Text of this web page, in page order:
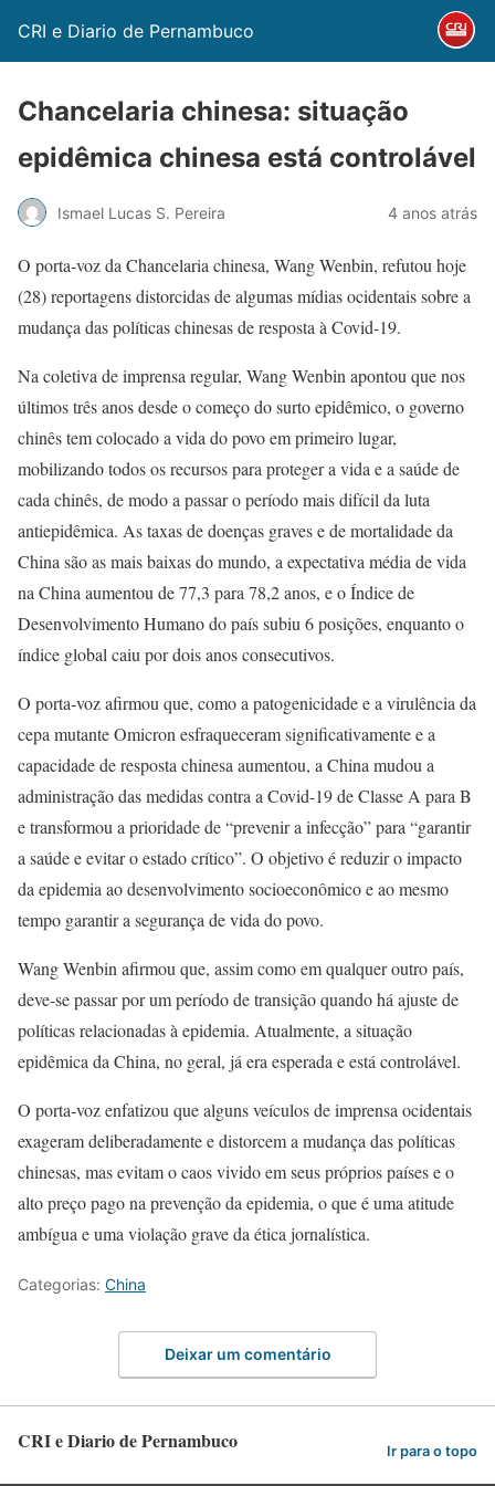
CRI e Diario de Pernambuco
Chancelaria chinesa: situação
epidêmica chinesa está controlável
Ismael Lucas S. Pereira 4 anos atrás
O porta-voz da Chancelaria chinesa, Wang Wenbin, refutou hoje
(28) reportagens distorcidas de algumas mídias ocidentais sobre a
mudança das políticas chinesas de resposta à Covid-19.
Na coletiva de imprensa regular, Wang Wenbin apontou que nos
últimos três anos desde o começo do surto epidêmico, o governo
chinês tem colocado a vida do povo em primeiro lugar,
mobilizando todos os recursos para proteger a vida e a saúde de
cada chinês, de modo a passar o período mais difícil da luta
antiepidêmica. As taxas de doenças graves e de mortalidade da
China são as mais baixas do mundo, a expectativa média de vida
na China aumentou de 77,3 para 78,2 anos, e o Índice de
Desenvolvimento Humano do país subiu 6 posições, enquanto o
índice global caiu por dois anos consecutivos.
O porta-voz afirmou que, como a patogenicidade e a virulência da
cepa mutante Omicron esfraqueceram significativamente e a
capacidade de resposta chinesa aumentou, a China mudou a
administração das medidas contra a Covid-19 de Classe A para B
e transformou a prioridade de “prevenir a infecção” para “garantir
a saúde e evitar o estado crítico”. O objetivo é reduzir o impacto
da epidemia ao desenvolvimento socioeconômico e ao mesmo
tempo garantir a segurança de vida do povo.
Wang Wenbin afirmou que, assim como em qualquer outro país,
deve-se passar por um período de transição quando há ajuste de
políticas relacionadas à epidemia. Atualmente, a situação
epidêmica da China, no geral, já era esperada e está controlável.
O porta-voz enfatizou que alguns veículos de imprensa ocidentais
exageram deliberadamente e distorcem a mudança das políticas
chinesas, mas evitam o caos vivido em seus próprios países e o
alto preço pago na prevenção da epidemia, o que é uma atitude
ambígua e uma violação grave da ética jornalística.
Categorias: China
Deixar um comentário
CRI e Diario de Pernambuco Ir para o topo